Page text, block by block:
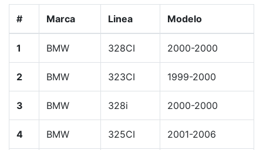
# Marca Linea Modelo
1 BMW 328CI 2000-2000
2 BMW 323CI 1999-2000
3 BMW 328i 2000-2000
4 BMW 325CI 2001-2006